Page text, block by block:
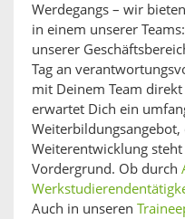
Werdegangs – wir
in einem unserer
unserer
Tag an
mit Deinem Team
erwartet Dich ein
Weiterbildungsangebot,
Weiterentwicklung
Vordergrund. Ob durch
Auch in unseren